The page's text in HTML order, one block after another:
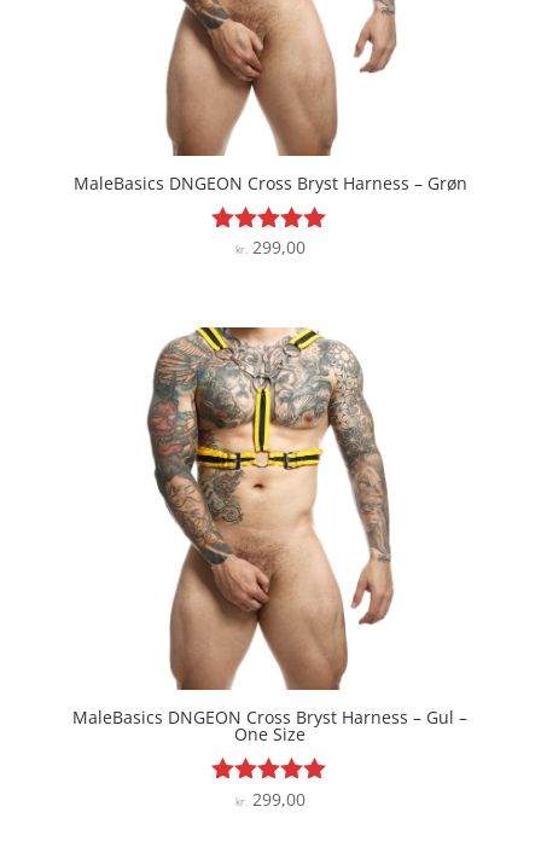
MaleBasics DNGEON Cross Bryst Harness – Grøn
Vurderet
kr.299,00
MaleBasics DNGEON Cross Bryst Harness – Gul –
One Size
Vurderet
kr. 299,00